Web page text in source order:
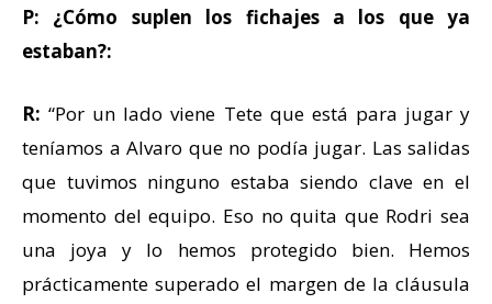
P: ¿Cómo suplen los fichajes a los que ya
estaban?:
R: “Por un lado viene Tete que está para jugar y
teníamos a Alvaro que no podía jugar. Las salidas
que tuvimos ninguno estaba siendo clave en el
momento del equipo. Eso no quita que Rodri sea
una joya y lo hemos protegido bien. Hemos
prácticamente superado el margen de la cláusula